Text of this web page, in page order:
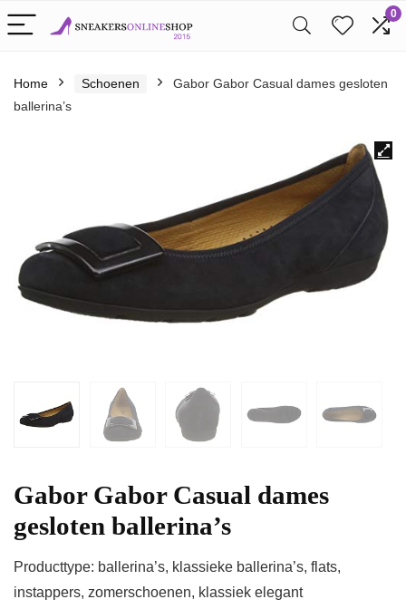
0
Home Schoenen
Gabor Gabor Casual dames gesloten
ballerina’s
Gabor Gabor Casual dames
gesloten ballerina’s
Producttype: ballerina’s, klassieke ballerina’s, flats,
instappers, zomerschoenen, klassiek elegant